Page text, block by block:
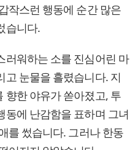
작스런 행동에 순간 많은
습니다.
러워하는 소를 진심어린 마
고 눈물을 흘렸습니다. 지
향한 야유가 쏟아졌고, 투
동에 난감함을 표하며 그녀
를 썼습니다. 그러나 한동